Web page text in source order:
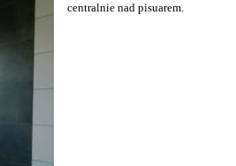
centralnie nad pisuarem.